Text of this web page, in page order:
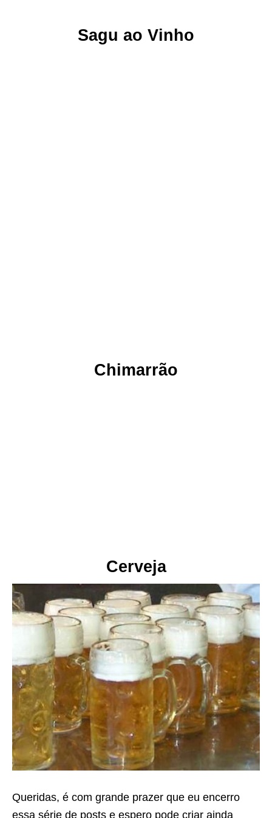
Sagu ao Vinho
Chimarrão
Cerveja
Queridas, é com grande prazer que eu encerro
essa série de posts e espero pode criar ainda